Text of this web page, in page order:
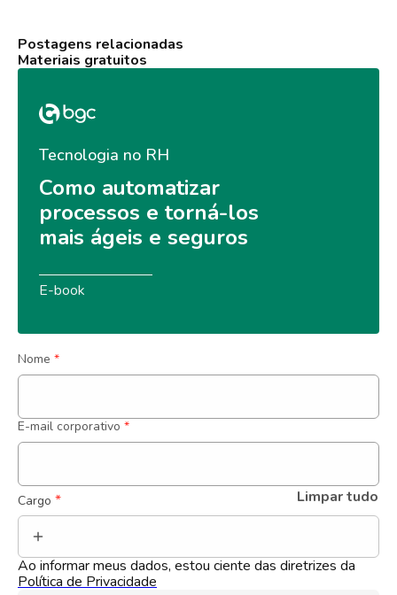
Postagens relacionadas
Materiais gratuitos
Tecnologia no RH
Como automatizar
processos e torná-los
mais ágeis e seguros
E-book
Nome *
E-mail corporativo *
Cargo * Limpar tudo
Ao informar meus dados, estou ciente das diretrizes da
Política de Privacidade